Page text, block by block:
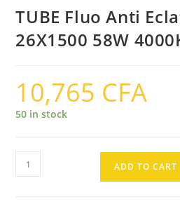
TUBE Fluo Anti
26X1500 58W
10,765 CFA
50 in stock
TUBE
Fluo
ADD TO CART